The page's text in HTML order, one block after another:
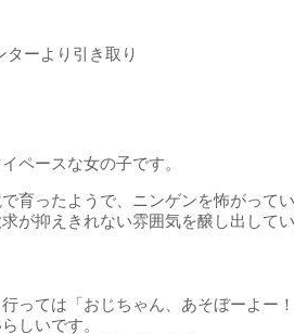
ターより引き取り
ペースな女の子です。
育ったようで、ニンゲンを怖がって
が抑えきれない雰囲気を醸し出してい
っては「おじちゃん、あそぼーよー
しいです。